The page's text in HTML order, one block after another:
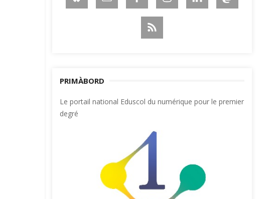
PRIMÀBORD
Le portail national Eduscol du numérique pour le premier
degré